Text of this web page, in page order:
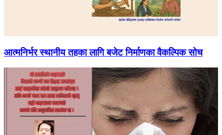
आत्मनिर्भर स्थानीय तहका लागि बजेट निर्माणका वैकल्पिक सोच